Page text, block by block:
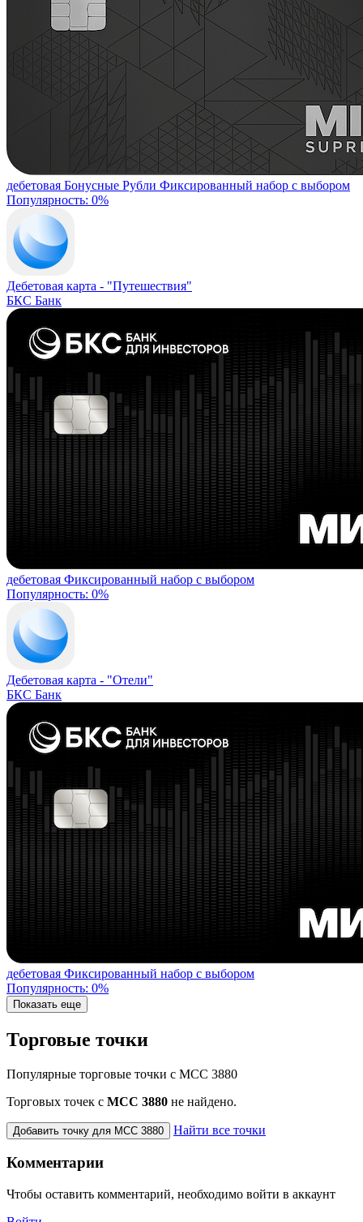
дебетовая Бонусные Рубли Фиксированный набор с выбором
Популярность: 0%
Дебетовая карта - "Путешествия"
БКС Банк
дебетовая Фиксированный набор с выбором
Популярность: 0%
Дебетовая карта - "Отели"
БКС Банк
дебетовая Фиксированный набор с выбором
Популярность: 0%
Показать еще
Торговые точки
Популярные торговые точки с MCC 3880
Торговых точек с МСС 3880 не найдено.
Добавить точку для MCC 3880 Найти все точки
Комментарии
Чтобы оставить комментарий, необходимо войти в аккаунт